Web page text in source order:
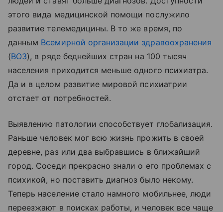
этого вида медицинской помощи послужило
развитие телемедицины. В то же время, по
данным Всемирной организации здравоохранения
(ВОЗ), в ряде беднейших стран на 100 тысяч
населения приходится меньше одного психиатра.
Да и в целом развитие мировой психиатрии
отстает от потребностей.
Выявлению патологии способствует глобализация.
Раньше человек мог всю жизнь прожить в своей
деревне, раз или два выбравшись в ближайший
город. Соседи прекрасно знали о его проблемах с
психикой, но поставить диагноз было некому.
Теперь население стало намного мобильнее, люди
переезжают в поисках работы, и человек все чаще